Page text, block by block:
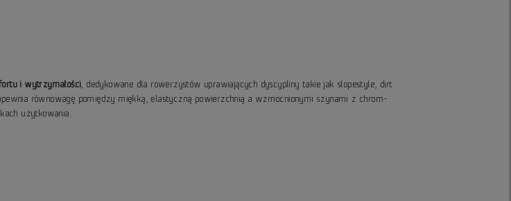
i wytrzymałości , dedykowane dla rowerzystów uprawiających dyscypliny takie jak slopestyle, dirt
równowagę pomiędzy miękką, elastyczną powierzchnią a wzmocnionymi szynami z chrom-
użytkowania.